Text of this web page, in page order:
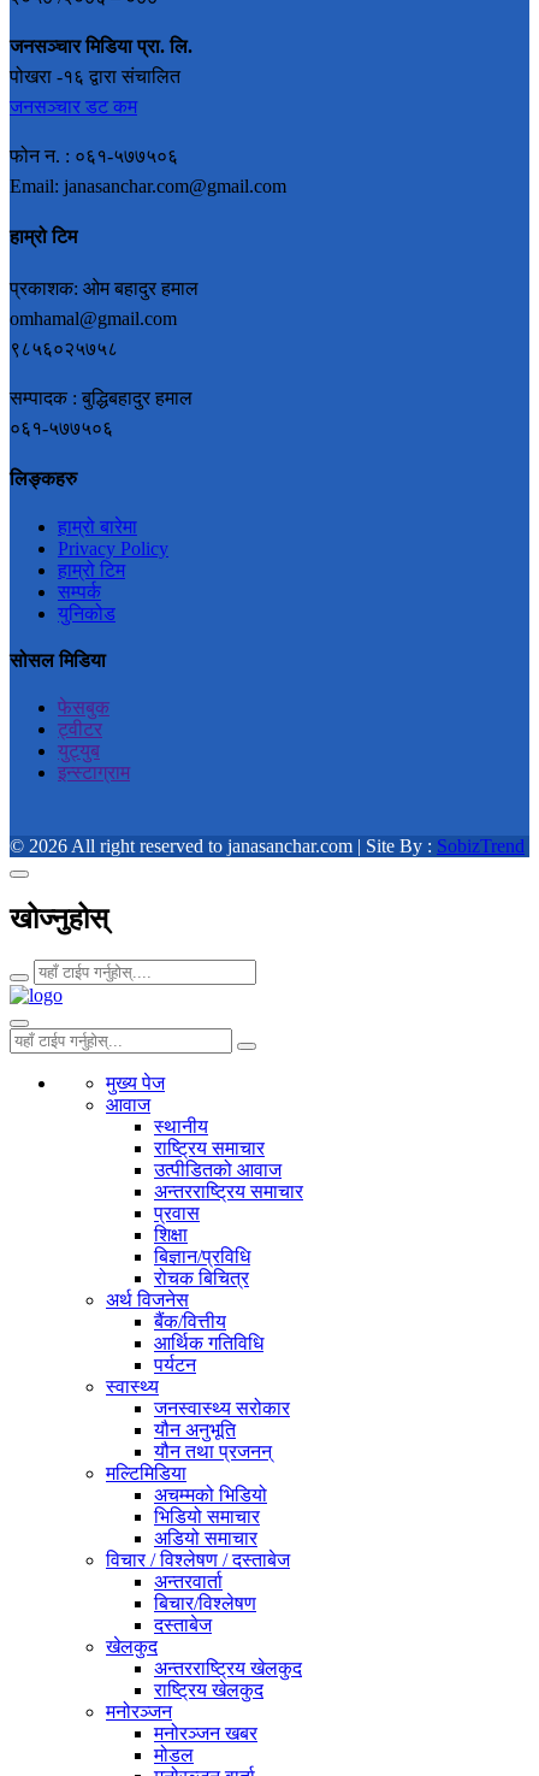
जनसञ्चार मिडिया प्रा. लि.
पोखरा -१६ द्वारा संचालित
जनसञ्चार डट कम
फोन न. : ०६१-५७७५०६
Email: janasanchar.com@gmail.com
हाम्रो टिम
प्रकाशक: ओम बहादुर हमाल
omhamal@gmail.com
९८५६०२५७५८
सम्पादक : बुद्धिबहादुर हमाल
०६१-५७७५०६
लिङ्कहरु
हाम्रो बारेमा
Privacy Policy
हाम्रो टिम
सम्पर्क
युनिकोड
सोसल मिडिया
फेसबुक
ट्वीटर
युट्युब
इन्स्टाग्राम
© 2026 All right reserved to janasanchar.com | Site By : SobizTrend
खोज्नुहोस्
मुख्य पेज
आवाज
स्थानीय
राष्ट्रिय समाचार
उत्पीडितको आवाज
अन्तरराष्ट्रिय समाचार
प्रवास
शिक्षा
बिज्ञान/प्रविधि
रोचक बिचित्र
अर्थ विजनेस
बैंक/वित्तीय
आर्थिक गतिविधि
पर्यटन
स्वास्थ्य
जनस्वास्थ्य सरोकार
यौन अनुभूति
यौन तथा प्रजनन्
मल्टिमिडिया
अचम्मको भिडियो
भिडियो समाचार
अडियो समाचार
विचार / विश्लेषण / दस्ताबेज
अन्तरवार्ता
बिचार/विश्लेषण
दस्ताबेज
खेलकुद
अन्तरराष्ट्रिय खेलकुद
राष्ट्रिय खेलकुद
मनोरञ्जन
मनोरञ्जन खबर
मोडल